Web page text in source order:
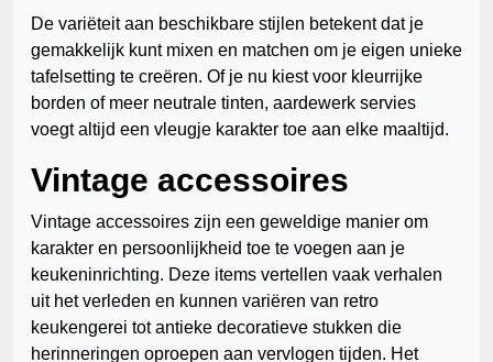
De variëteit aan beschikbare stijlen betekent dat je
gemakkelijk kunt mixen en matchen om je eigen unieke
tafelsetting te creëren. Of je nu kiest voor kleurrijke
borden of meer neutrale tinten, aardewerk servies
voegt altijd een vleugje karakter toe aan elke maaltijd.
Vintage accessoires
Vintage accessoires zijn een geweldige manier om
karakter en persoonlijkheid toe te voegen aan je
keukeninrichting. Deze items vertellen vaak verhalen
uit het verleden en kunnen variëren van retro
keukengerei tot antieke decoratieve stukken die
herinneringen oproepen aan vervlogen tijden. Het